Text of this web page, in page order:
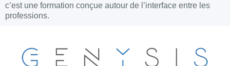
c’est une formation conçue autour de l’interface entre les
professions.